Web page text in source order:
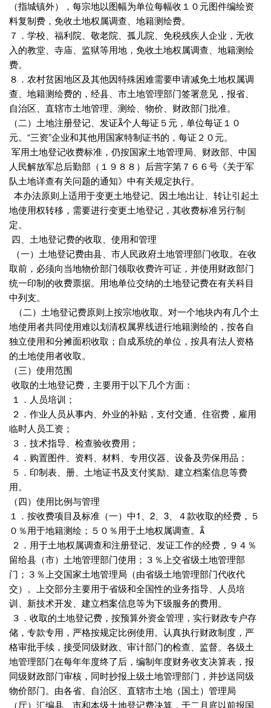
（指城镇外），每宗地以图幅为单位每幅收１０元图件编绘资
料复制费，免收土地权属调查、地籍测绘费。
７．学校、福利院、敬老院、孤儿院、免税残疾人企业，无收
入的教堂、寺庙、监狱等用地，免收土地权属调查、地籍测绘
费。
８．农村贫困地区及其他因特殊困难需要申请减免土地权属调
查、地籍测绘费的，经县、市土地管理部门签署意见，报省、
自治区、直辖市土地管理、测绘、物价、财政部门批准。
（二）土地注册登记、发证个人每证５元，单位每证１０
元。“三资”企业和其他用国家特制证书的，每证２０元。
军用土地登记收费标准，仍按国家土地管理局、财政部、中国
人民解放军总后勤部（１９８８）后营字第７６６号《关于军
队土地详查有关问题的通知》中有关规定执行。
本办法原则上适用于变更土地登记。因土地出让、转让引起土
地使用权转移，需要进行变更土地登记，其收费标准另行制
定。
四、土地登记费的收取、使用和管理
（一）土地登记费由县、市人民政府土地管理部门收取。在收
取前，必须向当地物价部门领取收费许可证，并使用财政部门
统一印制的收费票据。用地单位交纳的土地登记费在有关科目
中列支。
（二）土地登记费原则上按宗地收取。对一个地块内有几个土
地使用者共同使用难以划清权属界线进行地籍测绘的，按各自
独立使用和分摊面积收取；自成系统的单位，按具有法人资格
的土地使用者收取。
（三）使用范围
收取的土地登记费，主要用于以下几个方面：
１．人员培训；
２．作业人员从事内、外业的补贴，支付交通、住宿费，雇用
临时人员工资；
３．技术指导、检查验收费用；
４．购置图件、资料、材料、专用仪器、设备及劳保用品；
５．印制表、册、土地证书及支付奖励、建立档案信息等费
用。
（四）使用比例与管理
１．按收费项目及标准（一）中1、2、3、４款收取的经费，５
０％用于地籍测绘；５０％用于土地权属调查。
２．用于土地权属调查和注册登记、发证工作的经费，９４％
留给县（市）土地管理部门使用；３％上交省级土地管理部
门；３％上交国家土地管理局（由省级土地管理部门代收代
交）。上交部分主要用于省级和全国性的业务指导、人员培
训、新技术开发、建立档案信息等为下级服务的费用。
３．收取的土地登记费，按预算外资金管理，实行财政专户存
储，专款专用，严格按规定比例使用。认真执行财政制度，严
格审批手续，接受同级财政、审计部门的检查、监督。各级土
地管理部门在每年年度终了后，编制年度财务收支决算表，报
同级财政部门审核，同时抄报上级土地管理部门，并抄送同级
物价部门。由各省、自治区、直辖市土地（国土）管理局
（厅）汇编县、市和本级土地登记费决算，于二月底以前报国